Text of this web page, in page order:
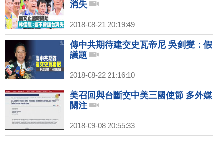
消失
2018-08-21 20:19:49
傳中共期待建交史瓦帝尼 吳釗燮：假
議題
2018-08-22 21:16:10
美召回與台斷交中美三國使節 多外媒
關注
2018-09-08 20:55:33